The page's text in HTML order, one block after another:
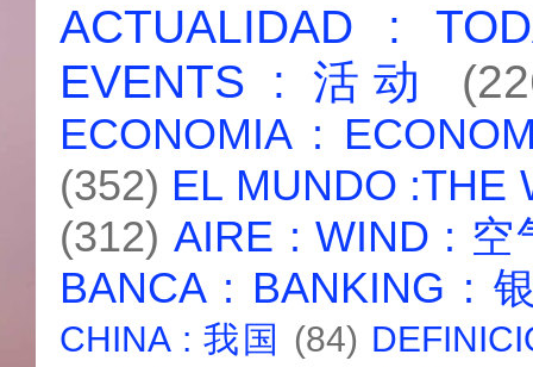
ACTUALIDAD :
EVENTS : 活动
ECONOMIA :
(352) EL MUNDO :THE
(312) AIRE : WIND : 空
BANCA : BANKING :
CHINA : 我国 (84)